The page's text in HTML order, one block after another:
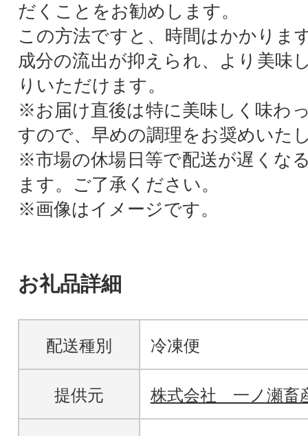
だくことをお勧めします。
この方法ですと、時間はかかりま
成分の流出が抑えられ、より美味
りいただけます。
※お届け直後は特に美味しく味わ
すので、早めの調理をお奨めいた
※市場の休場日等で配送が遅くな
ます。ご了承ください。
※画像はイメージです。
お礼品詳細
配送種別 冷凍便
提供元 株式会社 一ノ瀬畜